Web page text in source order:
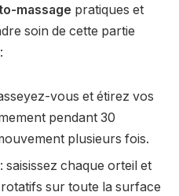
massage pratiques et
soin de cette partie
vous et étirez vos
pendant 30
plusieurs fois.
: saisissez chaque orteil et
sur toute la surface